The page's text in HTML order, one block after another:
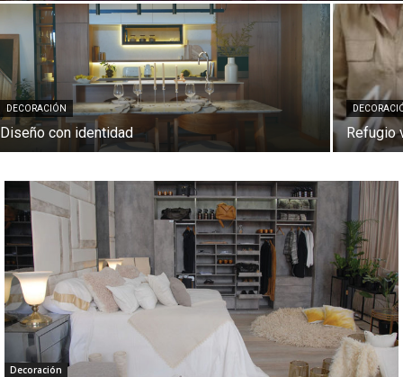
DECORACIÓN
Diseño con identidad Refugio
Decoración